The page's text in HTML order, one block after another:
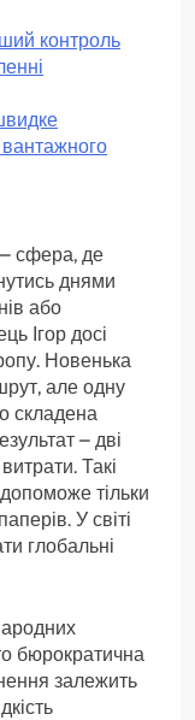
контроль
сфера, де
днями
або
Ігор досі
Новенька
але одну
складена
– дві
Такі
допоможе тільки
У світі
глобальні
бюрократична
залежить